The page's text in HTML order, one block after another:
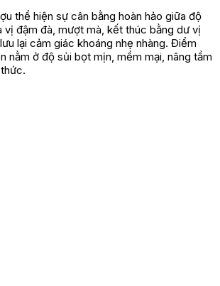
thể hiện sự cân bằng hoàn hảo giữa độ
vị đậm đà, mượt mà, kết thúc bằng dư vị
lại cảm giác khoáng nhẹ nhàng. Điểm
nằm ở độ sủi bọt mịn, mềm mại, nâng tầm